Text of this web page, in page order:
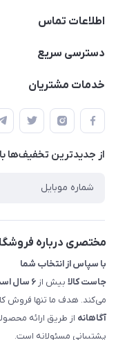
اطلاعات تماس
09398557137
سمت چپ (فروشگاه
هماهنگی"
دسترسی سریع
لیست محصولات
حساب کاربری
تماس با ما
خدمات مشتریان
راهنما
پرسش های شما
شرایط و ضوابط گارانتی
روش های بازگرداندن کالا
از جدید‌ترین تخفیف‌ها
مختصری درباره
با سپاس از انتخاب شما
جاست کالا بیش از ۶ سال است
می‌کند. هدف ما تنها فروش
آگاهانه از طریق ارائه
پشتیبانی مسئولانه است.